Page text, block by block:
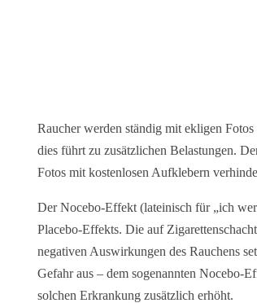
Raucher werden ständig mit ekligen
dies führt zu zusätzlichen Belastungen.
Fotos mit kostenlosen Aufklebern
Der Nocebo-Effekt (lateinisch für „ich
Placebo-Effekts. Die auf
negativen Auswirkungen des Rauchens
Gefahr aus – dem sogenannten Nocebo-
solchen Erkrankung zusätzlich erhöht.